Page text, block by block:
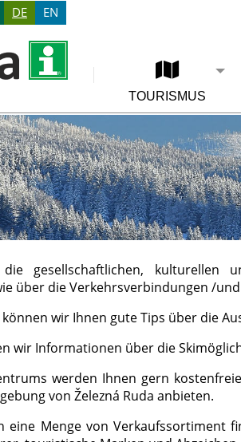
DE EN
TOURISMUS
gesellschaftlichen, kulturellen
über die Verkehrsverbindungen /
wir Ihnen gute Tips über die
wir Informationen über die
werden Ihnen gern
von Železná Ruda anbieten.
eine Menge von Verkaufssortiment